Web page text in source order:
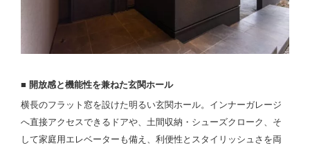
■ 開放感と機能性を兼ねた玄関ホール
横長のフラット窓を設けた明るい玄関ホール。インナーガレージ
へ直接アクセスできるドアや、土間収納・シューズクローク、そ
して家庭用エレベーターも備え、利便性とスタイリッシュさを両